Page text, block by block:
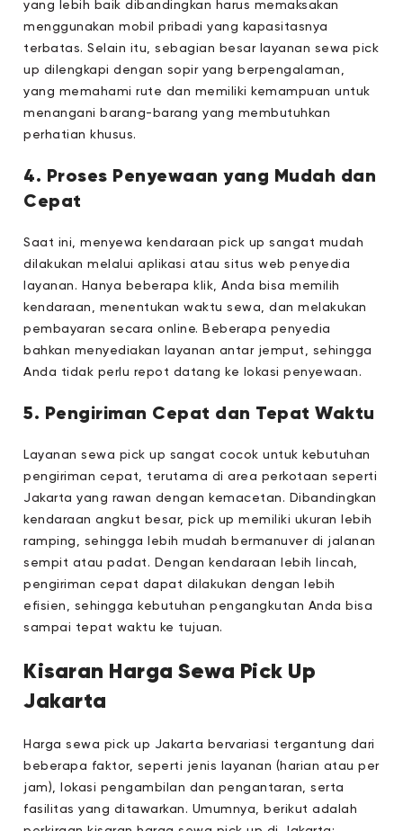
yang lebih baik dibandingkan harus memaksakan
menggunakan mobil pribadi yang kapasitasnya
terbatas. Selain itu, sebagian besar layanan sewa pick
up dilengkapi dengan sopir yang berpengalaman,
yang memahami rute dan memiliki kemampuan untuk
menangani barang-barang yang membutuhkan
perhatian khusus.
4. Proses Penyewaan yang Mudah dan
Cepat
Saat ini, menyewa kendaraan pick up sangat mudah
dilakukan melalui aplikasi atau situs web penyedia
layanan. Hanya beberapa klik, Anda bisa memilih
kendaraan, menentukan waktu sewa, dan melakukan
pembayaran secara online. Beberapa penyedia
bahkan menyediakan layanan antar jemput, sehingga
Anda tidak perlu repot datang ke lokasi penyewaan.
5. Pengiriman Cepat dan Tepat Waktu
Layanan sewa pick up sangat cocok untuk kebutuhan
pengiriman cepat, terutama di area perkotaan seperti
Jakarta yang rawan dengan kemacetan. Dibandingkan
kendaraan angkut besar, pick up memiliki ukuran lebih
ramping, sehingga lebih mudah bermanuver di jalanan
sempit atau padat. Dengan kendaraan lebih lincah,
pengiriman cepat dapat dilakukan dengan lebih
efisien, sehingga kebutuhan pengangkutan Anda bisa
sampai tepat waktu ke tujuan.
Kisaran Harga Sewa Pick Up
Jakarta
Harga sewa pick up Jakarta bervariasi tergantung dari
beberapa faktor, seperti jenis layanan (harian atau per
jam), lokasi pengambilan dan pengantaran, serta
fasilitas yang ditawarkan. Umumnya, berikut adalah